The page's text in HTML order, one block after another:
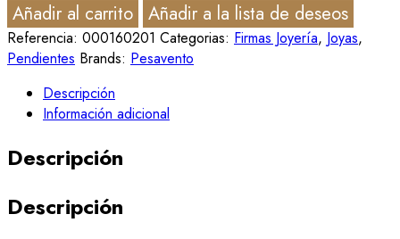
Añadir al carrito Añadir a la lista de deseos
Referencia: 000160201 Categorias: Firmas Joyería, Joyas,
Pendientes Brands: Pesavento
Descripción
Información adicional
Descripción
Descripción